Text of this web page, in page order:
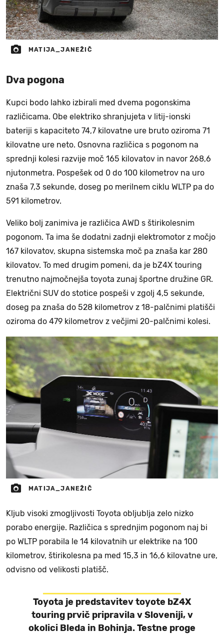
MATIJA_JANEŽIČ
Dva pogona
Kupci bodo lahko izbirali med dvema pogonskima
različicama. Obe elektriko shranjujeta v litij-ionski
bateriji s kapaciteto 74,7 kilovatne ure bruto oziroma 71
kilovatne ure neto. Osnovna različica s pogonom na
sprednji kolesi razvije moč 165 kilovatov in navor 268,6
njutonmetra. Pospešek od 0 do 100 kilometrov na uro
znaša 7,3 sekunde, doseg po merilnem ciklu WLTP pa do
591 kilometrov.
Veliko bolj zanimiva je različica AWD s štirikolesnim
pogonom. Ta ima še dodatni zadnji elektromotor z močjo
167 kilovatov, skupna sistemska moč pa znaša kar 280
kilovatov. To med drugim pomeni, da je bZ4X touring
trenutno najmočnejša toyota zunaj športne družine GR.
Električni SUV do stotice pospeši v zgolj 4,5 sekunde,
doseg pa znaša do 528 kilometrov z 18-palčnimi platišči
oziroma do 479 kilometrov z večjimi 20-palčnimi kolesi.
MATIJA_JANEŽIČ
Kljub visoki zmogljivosti Toyota obljublja zelo nizko
porabo energije. Različica s sprednjim pogonom naj bi
po WLTP porabila le 14 kilovatnih ur elektrike na 100
kilometrov, štirikolesna pa med 15,3 in 16,6 kilovatne ure,
odvisno od velikosti platišč.
Toyota je predstavitev toyote bZ4X
touring prvič pripravila v Sloveniji, v
okolici Bleda in Bohinja. Testne proge